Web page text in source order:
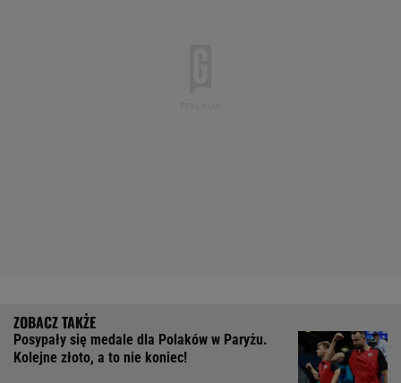
Posypały się medale dla Polaków w Paryżu.
Kolejne złoto, a to nie koniec!